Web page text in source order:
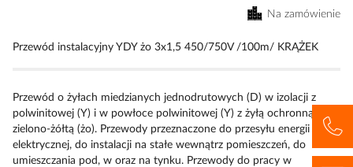
Na zamówienie
Przewód instalacyjny YDY żo 3x1,5 450/750V /100m/ KRĄŻEK
Przewód o żyłach miedzianych jednodrutowych (D) w izolacji z
polwinitowej (Y) i w powłoce polwinitowej (Y) z żyłą ochronną
zielono-żółtą (żo). Przewody przeznaczone do przesyłu energii
elektrycznej, do instalacji na stałe wewnątrz pomieszczeń, do
umieszczania pod, w oraz na tynku. Przewody do pracy w